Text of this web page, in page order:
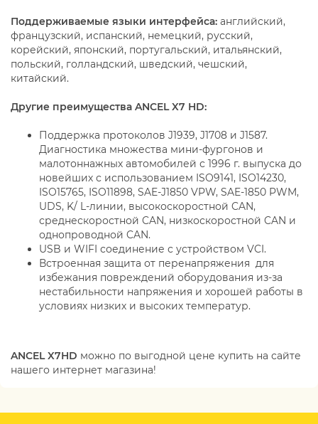
Поддерживаемые языки интерфейса: английский,
французский, испанский, немецкий, русский,
корейский, японский, португальский, итальянский,
польский, голландский, шведский, чешский,
китайский.
Другие преимущества ANCEL X7 HD:
Поддержка протоколов J1939, J1708 и J1587.
Диагностика множества мини-фургонов и
малотоннажных автомобилей с 1996 г. выпуска до
новейших с использованием ISO9141, ISO14230,
ISO15765, ISO11898, SAE-J1850 VPW, SAE-1850 PWM,
UDS, K/ L-линии, высокоскоростной CAN,
среднескоростной CAN, низкоскоростной CAN и
однопроводной CAN.
USB и WIFI соединение с устройством VCI.
Встроенная защита от перенапряжения для
избежания повреждений оборудования из-за
нестабильности напряжения и хорошей работы в
условиях низких и высоких температур.
ANCEL X7HD можно по выгодной цене купить на сайте
нашего интернет магазина!